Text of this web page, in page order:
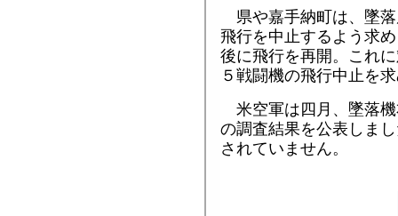
県や嘉手納町は、墜
飛行を中止するよう求
後に飛行を再開。これ
５戦闘機の飛行中止を
米空軍は四月、墜落
の調査結果を公表しま
されていません。